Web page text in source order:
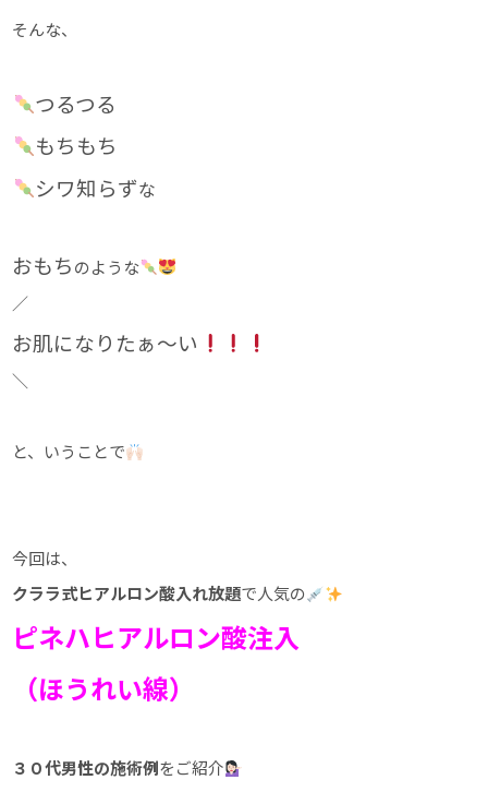
そんな、
つるつる
もちもち
シワ知らずな
おもちのような
／
お肌になりたぁ〜い
＼
と、いうことで
今回は、
クララ式ヒアルロン酸入れ放題で人気の
ピネハヒアルロン酸注入
（ほうれい線）
３０代男性の施術例をご紹介